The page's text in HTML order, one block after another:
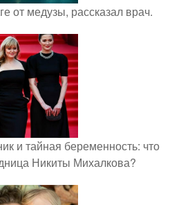
от медузы, рассказал врач.
и тайная беременность: что
Никиты Михалкова?